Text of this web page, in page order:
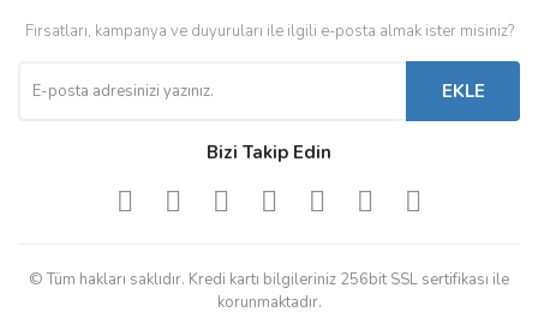
Fırsatları, kampanya ve duyuruları ile ilgili e-posta almak ister misiniz?
EKLE
Bizi Takip Edin
© Tüm hakları saklıdır. Kredi kartı bilgileriniz 256bit SSL sertifikası ile
korunmaktadır.